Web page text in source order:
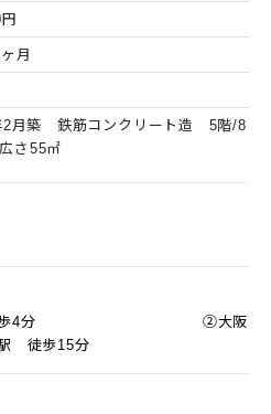
月
2月築 鉄筋コンクリート造 5階/8
さ55㎡
庄駅 徒歩4分 ②大阪
徒歩15分